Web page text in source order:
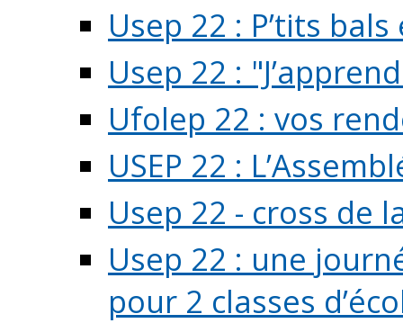
Usep 22 : P’tits
Usep 22 :
Ufolep 22 : vos
USEP 22 :
Usep 22 - cross de
Usep 22 : une
pour 2 classes